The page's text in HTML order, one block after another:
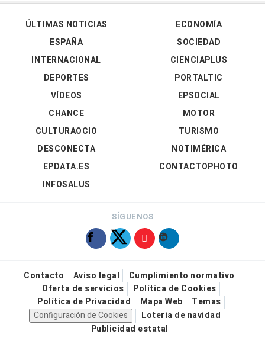
ÚLTIMAS NOTICIAS
ESPAÑA
INTERNACIONAL
DEPORTES
VÍDEOS
ECONOMÍA
SOCIEDAD
CIENCIAPLUS
PORTALTIC
EPSOCIAL
CHANCE
CULTURAOCIO
DESCONECTA
EPDATA.ES
INFOSALUS
MOTOR
TURISMO
NOTIMÉRICA
CONTACTOPHOTO
SÍGUENOS
Contacto Aviso legal
Cumplimiento normativo
Oferta de servicios
Política de Cookies
Política de Privacidad
Mapa Web
Temas
Configuración de Cookies
Loteria de navidad
Publicidad estatal